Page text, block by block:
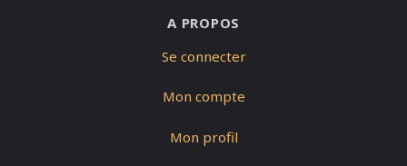
A PROPOS
Se connecter
Mon compte
Mon profil